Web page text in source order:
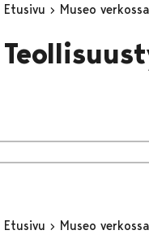
Etusivu Museo verkossa
Etusivu Museo verkossa